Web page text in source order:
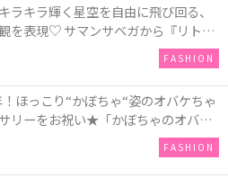
ラキラ輝く星空を自由に飛び回る、
を表現♡ サマンサベガから『リトル
』50周年アニバーサリーイヤー』を
FASHION
ほっこり“かぼちゃ“姿のオバケちゃ
リーをお祝い★「かぼちゃのオバケ
ー」が新発売！Q-pot CAFE.では
バケーキプレート」も登場
FASHION